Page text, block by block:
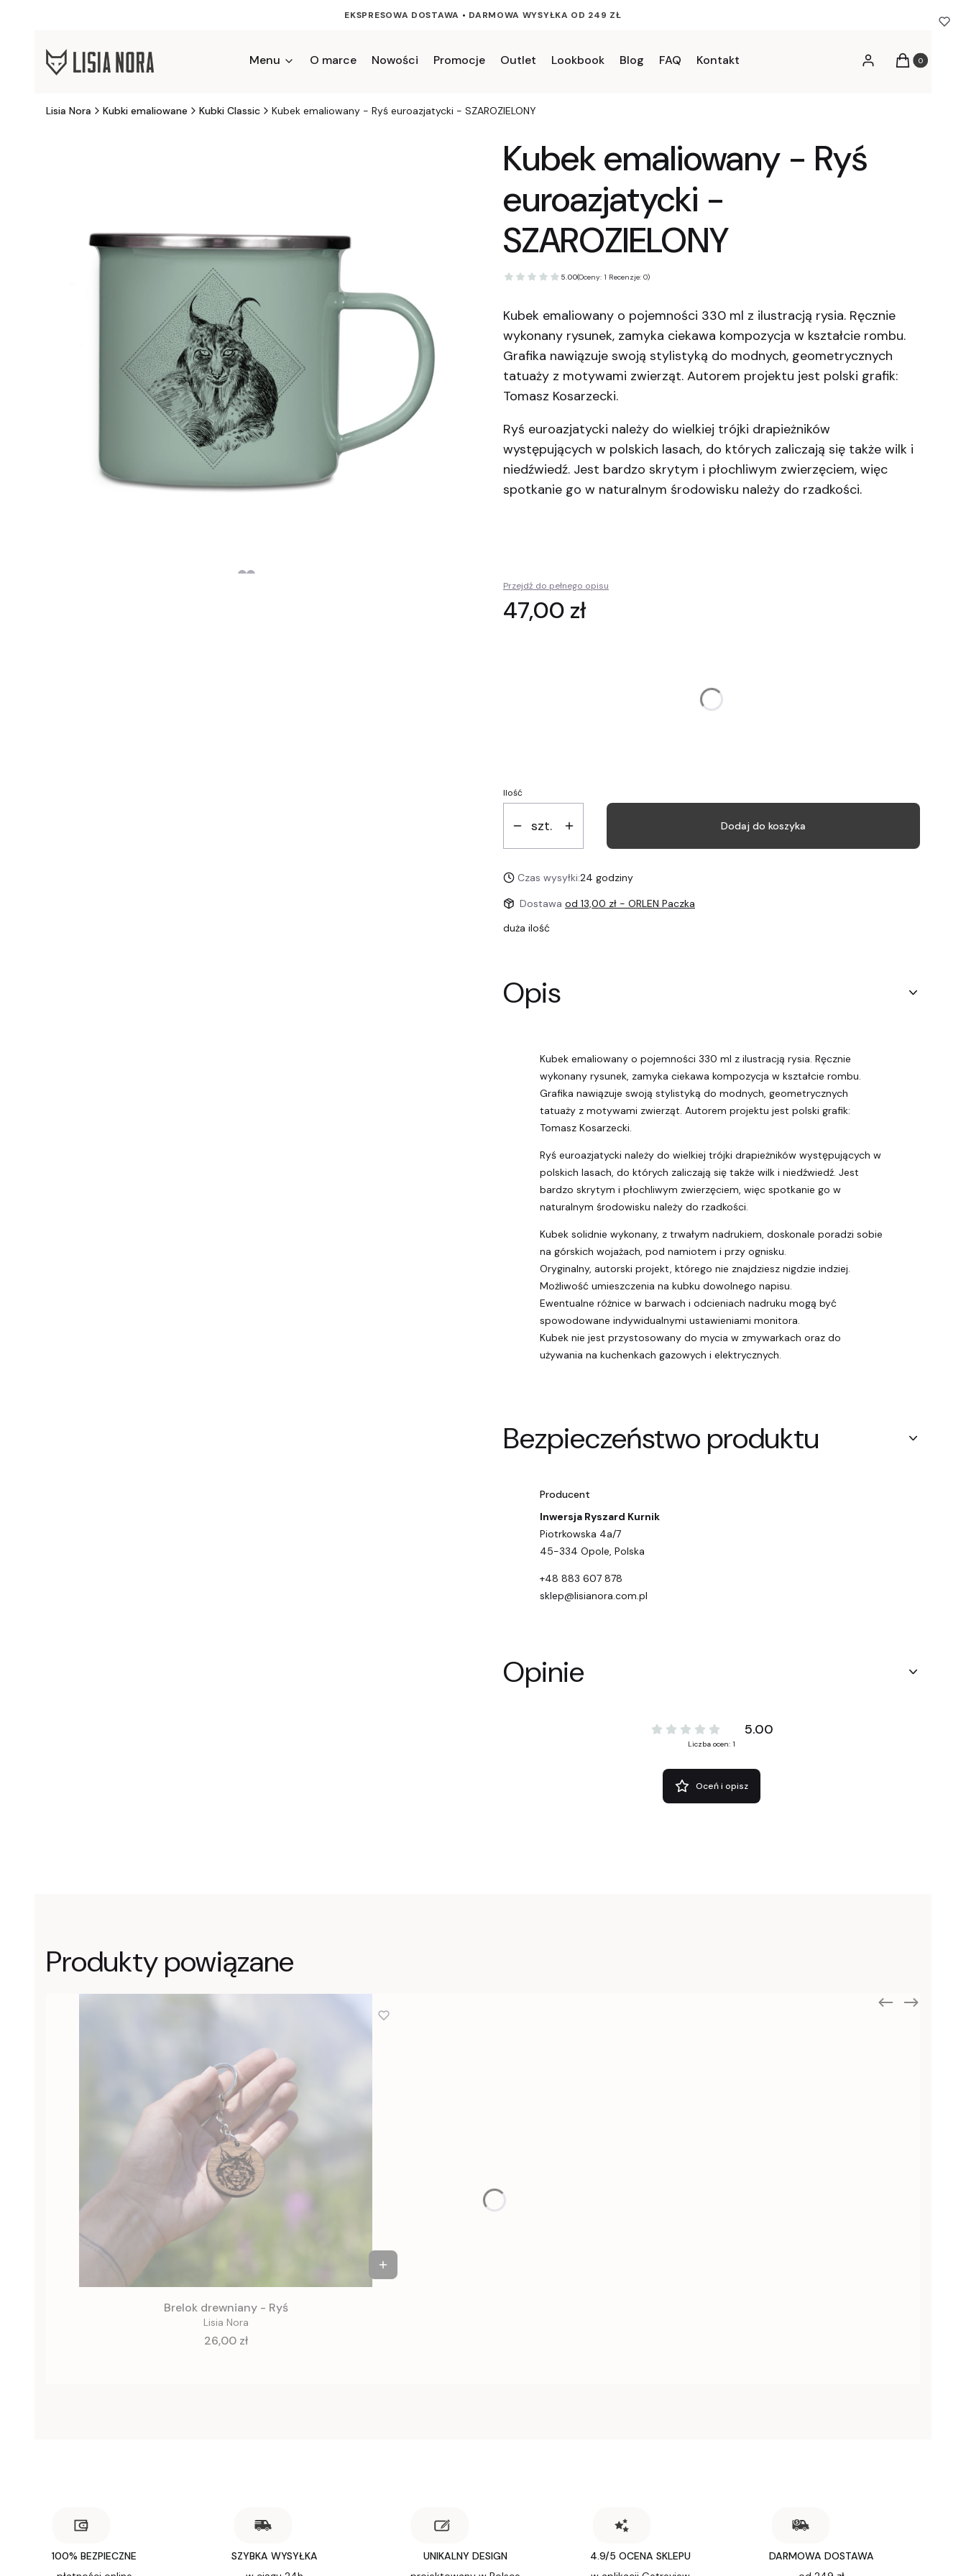
EKSPRESOWA DOSTAWA • DARMOWA WYSYŁKA OD 249 ZŁ
Menu O marce Nowości Promocje Outlet Lookbook Blog FAQ Kontakt Zaloguj sięProdukty w
Koszyk
Lisia Nora Kubki emaliowane Kubki Classic Kubek emaliowany - Ryś euroazjatycki - SZAROZIELONY
Kubek emaliowany - Ryś
euroazjatycki -
SZAROZIELONY
5.00(Oceny: 1 Recenzje: 0)
Kubek emaliowany o pojemności 330 ml z ilustracją rysia. Ręcznie
wykonany rysunek, zamyka ciekawa kompozycja w kształcie rombu.
Grafika nawiązuje swoją stylistyką do modnych, geometrycznych
tatuaży z motywami zwierząt. Autorem projektu jest polski grafik:
Tomasz Kosarzecki.
Ryś euroazjatycki należy do wielkiej trójki drapieżników
występujących w polskich lasach, do których zaliczają się także wilk i
niedźwiedź. Jest bardzo skrytym i płochliwym zwierzęciem, więc
spotkanie go w naturalnym środowisku należy do rzadkości.
Przejdź do pełnego opisu
Cena
47,00 zł
Ilość
szt. Dodaj do koszyka
Czas wysyłki:24 godziny
Dostawa od 13,00 zł - ORLEN Paczka
duża ilość
Opis
Kubek emaliowany o pojemności 330 ml z ilustracją rysia. Ręcznie
wykonany rysunek, zamyka ciekawa kompozycja w kształcie rombu.
Grafika nawiązuje swoją stylistyką do modnych, geometrycznych
tatuaży z motywami zwierząt. Autorem projektu jest polski grafik:
Tomasz Kosarzecki.
Ryś euroazjatycki należy do wielkiej trójki drapieżników występujących w
polskich lasach, do których zaliczają się także wilk i niedźwiedź. Jest
bardzo skrytym i płochliwym zwierzęciem, więc spotkanie go w
naturalnym środowisku należy do rzadkości.
Kubek solidnie wykonany, z trwałym nadrukiem, doskonale poradzi sobie
na górskich wojażach, pod namiotem i przy ognisku.
Oryginalny, autorski projekt, którego nie znajdziesz nigdzie indziej.
Możliwość umieszczenia na kubku dowolnego napisu.
Ewentualne różnice w barwach i odcieniach nadruku mogą być
spowodowane indywidualnymi ustawieniami monitora.
Kubek nie jest przystosowany do mycia w zmywarkach oraz do
używania na kuchenkach gazowych i elektrycznych.
Bezpieczeństwo produktu
Producent
Inwersja Ryszard Kurnik
Piotrkowska 4a/7
45-334 Opole, Polska
+48 883 607 878
sklep@lisianora.com.pl
Opinie
5.00
Liczba ocen: 1
Oceń i opisz
Produkty powiązane
Brelok drewniany - Ryś
Lisia Nora
Cena
26,00 zł
100% BEZPIECZNE
SZYBKA WYSYŁKA
UNIKALNY DESIGN
4.9/5 OCENA SKLEPU
DARMOWA DOSTAWA